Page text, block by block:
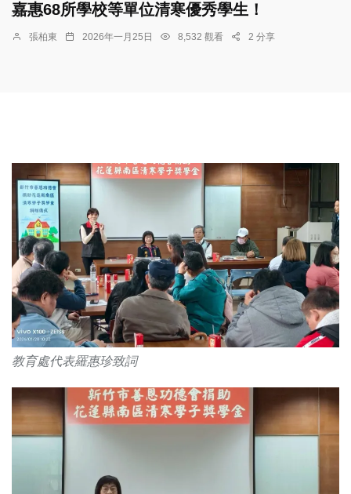
嘉惠68所學校等單位清寒優秀學生！
張柏東 2026年一月25日 8,532 觀看 2 分享
教育處代表羅惠珍致詞